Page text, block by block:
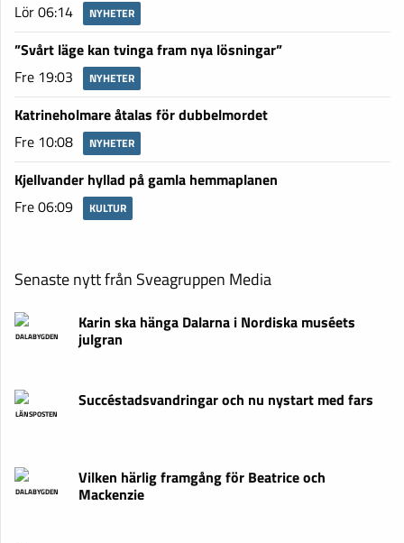
Lör 06:14
NYHETER
”Svårt läge kan tvinga fram nya lösningar”
Fre 19:03
NYHETER
Katrineholmare åtalas för dubbelmordet
Fre 10:08
NYHETER
Kjellvander hyllad på gamla hemmaplanen
Fre 06:09
KULTUR
Senaste nytt från Sveagruppen Media
DALABYGDEN
Karin ska hänga Dalarna i Nordiska muséets
julgran
LÄNSPOSTEN
Succéstadsvandringar och nu nystart med fars
DALABYGDEN
Vilken härlig framgång för Beatrice och
Mackenzie